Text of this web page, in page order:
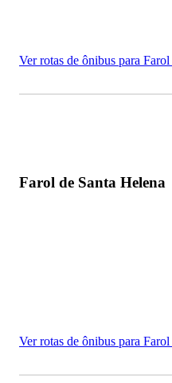
Ver rotas de ônibus para
Farol de Santa Helena
Ver rotas de ônibus para